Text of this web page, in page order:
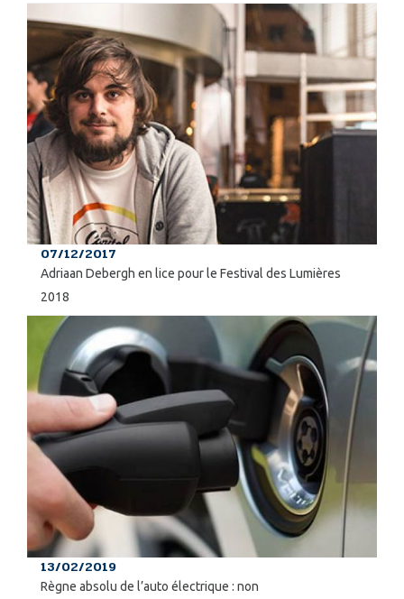
07/12/2017
Adriaan Debergh en lice pour le Festival des Lumières
2018
13/02/2019
Règne absolu de l’auto électrique : non